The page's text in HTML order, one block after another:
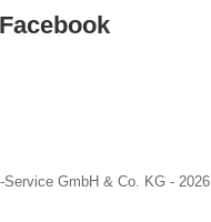
Service GmbH & Co. KG - 2026